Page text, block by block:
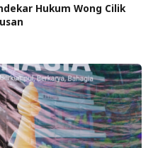
Hukum Wong Cilik